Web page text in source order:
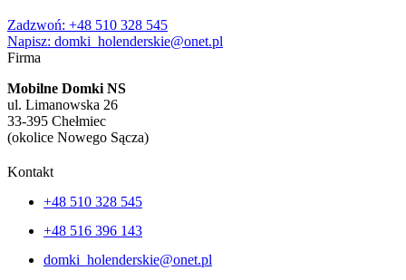
Zadzwoń: +48 510 328 545
Napisz: domki_holenderskie@onet.pl
Firma
Mobilne Domki NS
ul. Limanowska 26
33-395 Chełmiec
(okolice Nowego Sącza)
Kontakt
+48 510 328 545
+48 516 396 143
domki_holenderskie@onet.pl